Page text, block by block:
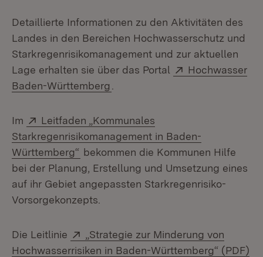
Detaillierte Informationen zu den Aktivitäten des
Landes in den Bereichen Hochwasserschutz und
Starkregenrisikomanagement und zur aktuellen
Lage erhalten sie über das Portal
Extern:
Hochwasser
Baden-Württemberg
Im Extern:
Leitfaden „Kommunales
Starkregenrisikomanagement in Baden-
Württemberg“ (Öffnet in neuem Fenster)
bekommen die Kommunen Hilfe
bei der Planung, Erstellung und Umsetzung eines
auf ihr Gebiet angepassten Starkregenrisiko-
Vorsorgekonzepts.
Die Leitlinie Extern:
„Strategie zur Minderung von
Hochwasserrisiken in Baden-Württemberg“ (PDF)